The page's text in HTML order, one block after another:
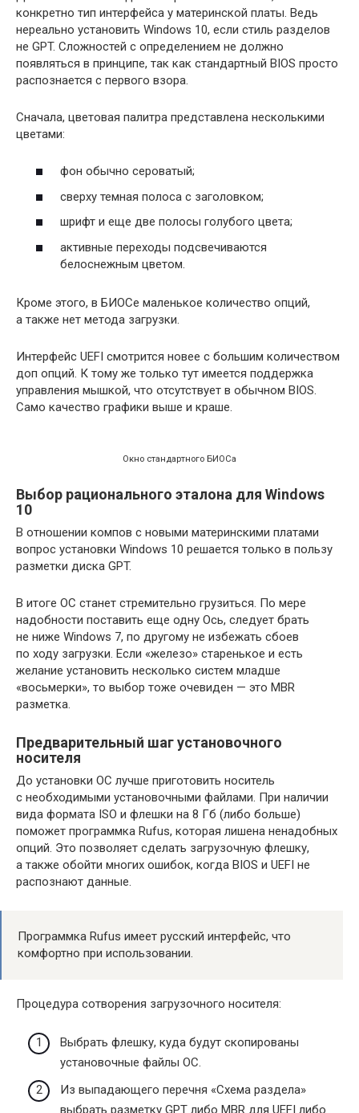
конкретно тип интерфейса у материнской платы. Ведь
нереально установить Windows 10, если стиль разделов
не GPT. Сложностей с определением не должно
появляться в принципе, так как стандартный BIOS просто
распознается с первого взора.
Сначала, цветовая палитра представлена несколькими
цветами:
фон обычно сероватый;
сверху темная полоса с заголовком;
шрифт и еще две полосы голубого цвета;
активные переходы подсвечиваются
белоснежным цветом.
Кроме этого, в БИОСе маленькое количество опций,
а также нет метода загрузки.
Интерфейс UEFI смотрится новее с большим количеством
доп опций. К тому же только тут имеется поддержка
управления мышкой, что отсутствует в обычном BIOS.
Само качество графики выше и краше.
Окно стандартного БИОСа
Выбор рационального эталона для Windows
10
В отношении компов с новыми материнскими платами
вопрос установки Windows 10 решается только в пользу
разметки диска GPT.
В итоге ОС станет стремительно грузиться. По мере
надобности поставить еще одну Ось, следует брать
не ниже Windows 7, по другому не избежать сбоев
по ходу загрузки. Если «железо» старенькое и есть
желание установить несколько систем младше
«восьмерки», то выбор тоже очевиден — это MBR
разметка.
Предварительный шаг установочного
носителя
До установки ОС лучше приготовить носитель
с необходимыми установочными файлами. При наличии
вида формата ISO и флешки на 8 Гб (либо больше)
поможет программка Rufus, которая лишена ненадобных
опций. Это позволяет сделать загрузочную флешку,
а также обойти многих ошибок, когда BIOS и UEFI не
распознают данные.
Программка Rufus имеет русский интерфейс, что
комфортно при использовании.
Процедура сотворения загрузочного носителя:
Выбрать флешку, куда будут скопированы
установочные файлы ОС.
Из выпадающего перечня «Схема раздела»
выбрать разметку GPT либо MBR для UEFI либо